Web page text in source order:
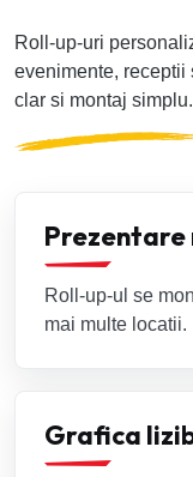
Roll-up-uri
evenimente, receptii
clar si montaj simplu.
Prezentare
Roll-up-ul se
mai multe locatii.
Grafica